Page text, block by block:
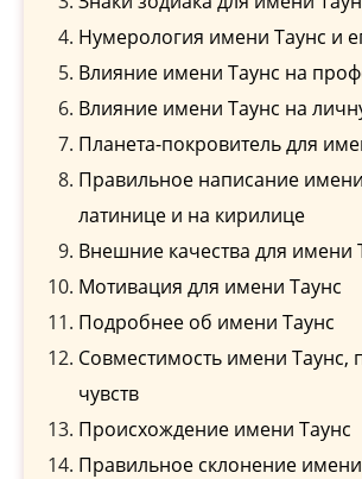
Нумерология имени Таунс и
Влияние имени Таунс на
Влияние имени Таунс на
Планета-покровитель для
Правильное написание
латинице и на кирилице
Внешние качества для имени
Мотивация для имени Таунс
Подробнее об имени Таунс
Совместимость имени Таунс,
чувств
Происхождение имени Таунс
Правильное склонение